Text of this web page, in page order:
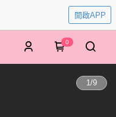
開啟APP
0
1/9